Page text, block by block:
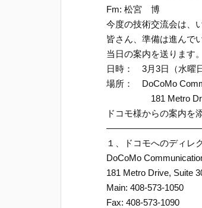
Fm: 松宮 博
今度の技術交流会は、
皆さん、準備は進んで
当日の案内を送ります。
日時： 3月3日（水曜
場所： DoCoMo
181 Metro Drive,
ドコモ様からの案内を
１、ドコモへのディレ
DoCoMo
181 Metro Drive, Suite
Main: 408-573-1050
Fax: 408-573-1090